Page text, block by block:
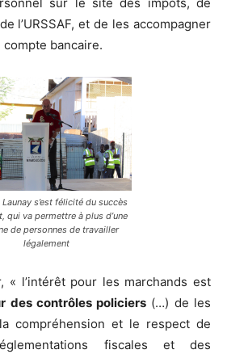
l’URSSAF, et de les accompagner
compte bancaire.
s’est félicité du succès
qui va permettre à plus d’une
de personnes de travailler
légalement
« l’intérêt pour les marchands est
des contrôles policiers (…) de les
compréhension et le respect de
fiscales et des